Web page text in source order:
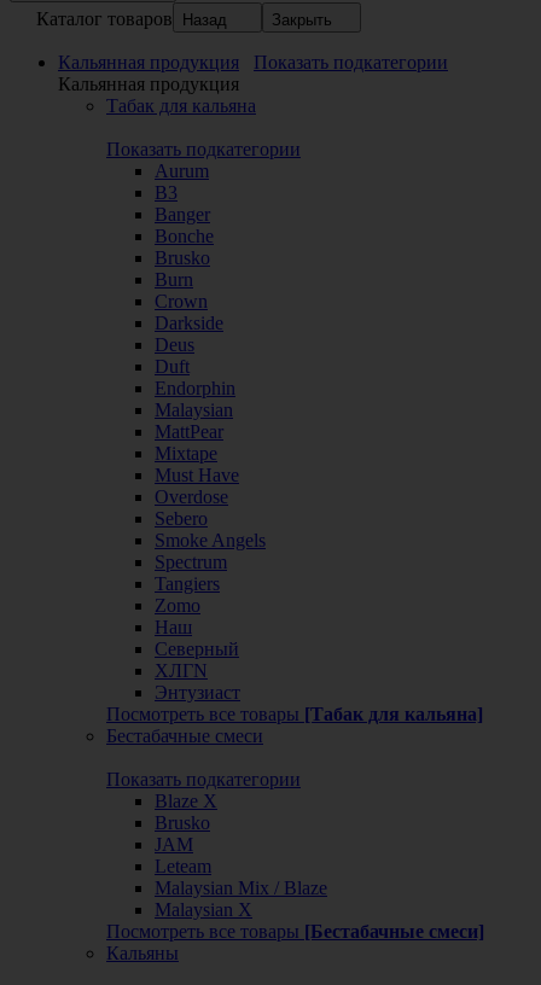
Каталог товаров Назад Закрыть
Кальянная продукция
Показать подкатегории
Кальянная продукция
Табак для кальяна
Показать подкатегории
Aurum
B3
Banger
Bonche
Brusko
Burn
Crown
Darkside
Deus
Duft
Endorphin
Malaysian
MattPear
Mixtape
Must Have
Overdose
Sebero
Smoke Angels
Spectrum
Tangiers
Zomo
Наш
Северный
ХЛГN
Энтузиаст
Посмотреть все товары [Табак для кальяна]
Бестабачные смеси
Показать подкатегории
Blaze X
Brusko
JAM
Leteam
Malaysian Mix / Blaze
Malaysian X
Посмотреть все товары [Бестабачные смеси]
Кальяны